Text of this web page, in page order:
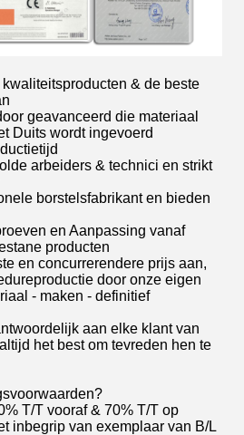
& de beste
geavanceerd die materiaal
Duits wordt ingevoerd
arbeiders & technici en strikt
borstelsfabrikant en bieden
en Aanpassing vanaf
producten
en concurrerendere prijs aan,
door onze eigen
- maken - definitief
aan elke klant van
het best om tevreden hen te
T/T vooraf & 70% T/T op
inbegrip van exemplaar van B/L